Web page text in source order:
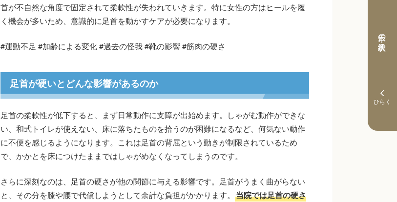
本日の予約状況
首が不自然な角度で固定されて柔軟性が失われていきます。特に女性の方はヒールを履
く機会が多いため、意識的に足首を動かすケアが必要になります。
#運動不足 #加齢による変化 #過去の怪我 #靴の影響 #筋肉の硬さ
足首が硬いとどんな影響があるのか
足首の柔軟性が低下すると、まず日常動作に支障が出始めます。しゃがむ動作ができな
い、和式トイレが使えない、床に落ちたものを拾うのが困難になるなど、何気ない動作
に不便を感じるようになります。これは足首の背屈という動きが制限されているため
で、かかとを床につけたままではしゃがめなくなってしまうのです。
さらに深刻なのは、足首の硬さが他の関節に与える影響です。足首がうまく曲がらない
と、その分を膝や腰で代償しようとして余計な負担がかかります。 当院では足首の硬さ